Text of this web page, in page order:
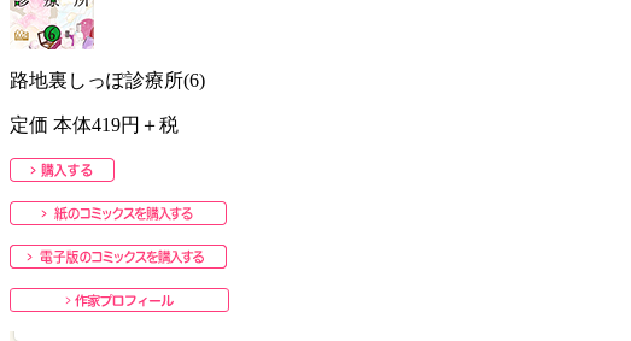
路地裏しっぽ診療所(6)
定価 本体419円＋税